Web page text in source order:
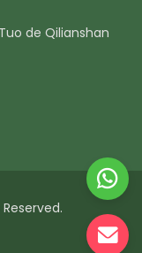
Tuo de Qilianshan
Reserved.